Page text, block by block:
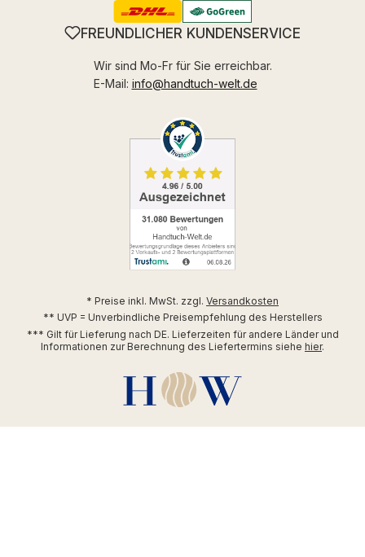
FREUNDLICHER KUNDENSERVICE
Wir sind Mo-Fr für Sie erreichbar.
E-Mail: info@handtuch-welt.de
* Preise inkl. MwSt. zzgl. Versandkosten
** UVP = Unverbindliche Preisempfehlung des Herstellers
*** Gilt für Lieferung nach DE. Lieferzeiten für andere Länder und
Informationen zur Berechnung des Liefertermins siehe hier.